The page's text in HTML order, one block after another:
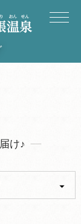
け♪